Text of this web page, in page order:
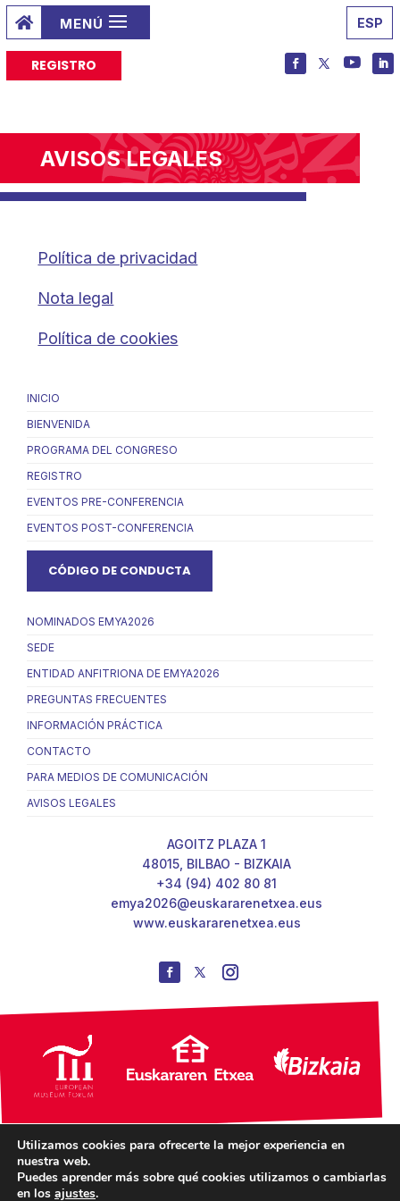
 ESP
REGISTRO
AVISOS LEGALES
Política de privacidad
Nota legal
Política de cookies
INICIO
BIENVENIDA
PROGRAMA DEL CONGRESO
REGISTRO
EVENTOS PRE-CONFERENCIA
EVENTOS POST-CONFERENCIA
CÓDIGO DE CONDUCTA
NOMINADOS EMYA2026
SEDE
ENTIDAD ANFITRIONA DE EMYA2026
PREGUNTAS FRECUENTES
INFORMACIÓN PRÁCTICA
CONTACTO
PARA MEDIOS DE COMUNICACIÓN
AVISOS LEGALES
AGOITZ PLAZA 1
48015, BILBAO - BIZKAIA
+34 (94) 402 80 81
emya2026@euskararenetxea.eus
www.euskararenetxea.eus
Utilizamos cookies para ofrecerte la mejor experiencia en
nuestra web.
Puedes aprender más sobre qué cookies utilizamos o cambiarlas
en los ajustes.